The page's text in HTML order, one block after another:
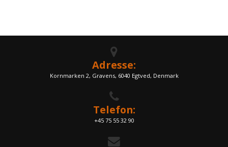
Adresse:
Kornmarken 2, Gravens, 6040 Egtved, Denmark
Telefon:
+45 75 55 32 90